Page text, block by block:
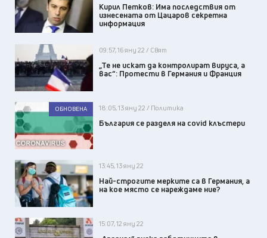
Кирил Петков: Има последствия от
изнесената от Цацаров секретна
информация
09:57, 16 яну 22 / Свят
„Те не искат да контролират вируса, а
вас“: Протести в Германия и Франция
ОБНОВЕНА 18:05, 13 яну 22 / Политика
България се разделя на covid клъстери
13:45, 13 яну 22
Най-строгите мерките са в Германия, а
на кое място се нареждаме ние?
15:07, 12 яну 22